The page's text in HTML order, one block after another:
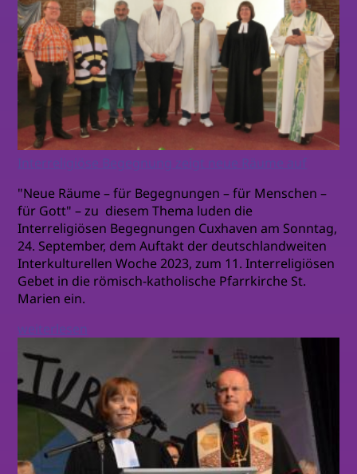
Interreligiöse Begegnung zeigt neue Räume auf
"Neue Räume – für Begegnungen – für Menschen –
für Gott" – zu diesem Thema luden die
Interreligiösen Begegnungen Cuxhaven am Sonntag,
24. September, dem Auftakt der deutschlandweiten
Interkulturellen Woche 2023, zum 11. Interreligiösen
Gebet in die römisch-katholische Pfarrkirche St.
Marien ein.
weiterlesen